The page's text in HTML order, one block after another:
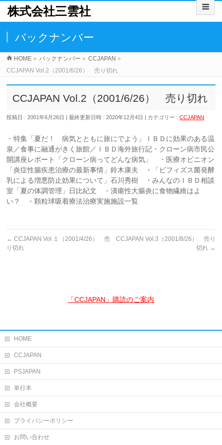
株式会社三雲社
バックナンバー
HOME » バックナンバー » CCJAPAN »
CCJAPAN Vol.2（2001/6/26） 売り切れ
CCJAPAN Vol.2（2001/6/26） 売り切れ
投稿日 : 2001年6月26日 最終更新日時 : 2020年12月4日 カテゴリー :CCJAPAN
・特集「夏だ！ 病気とともに旅にでよう」ＩＢＤに効果のある温
泉／食事に融通がきく旅館／ＩＢＤ海外旅行記・クローン病市民公
開講座レポート「クローン病ってどんな病気」 ・医療オピニオン
「炎症性腸疾患治療の最新事情」鈴木康夫 ・「ビフィズス菌発酵
乳による増悪防止効果について」石川秀樹 ・みんなのＩＢＤ相談
室「夏の体調管理」日比紀文 ・潰瘍性大腸炎に食物繊維はよ
い？ ・顆粒球吸着療法治療実施施設一覧
← CCJAPAN Vol.１（2001/4/26） 売
り切れ
CCJAPAN Vol.3（2001/8/26） 売り
切れ →
「CCJAPAN」購読のご案内
HOME
CCJAPAN
PSJAPAN
単行本
会社概要
プライバシーポリシー
お問い合わせ